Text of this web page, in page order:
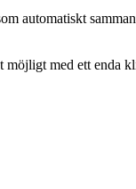
automatiskt
möjligt med ett enda